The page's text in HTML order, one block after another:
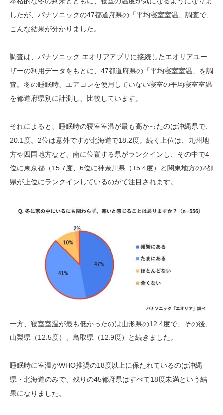
したが、パナソニックの47都道府県の「平均寝室室温」調査で、
こんな結果が分かりました。
調査は、パナソニック エオリアアプリに接続したエオリアユー
ザーの利用データをもとに、47都道府県の「平均寝室室温」を調
査。冬の睡眠時、エアコンを使用していない寝室の平均寝室室温
を都道府県別に計測し、比較しています。
それによると、睡眠時の寝室室温が最も高かったのは沖縄県で、
20.1度。2位は意外ですが北海道で18.2度。続く上位は、九州地
方や四国地方など、南に位置する県がランクインし、その中で4
位に東京都（15.7度、6位に神奈川県（15.4度）と関東地方の2都
県が上位にランクインしているのがて注目されます。
一方、寝室室温が最も低かったのは山形県の12.4度で、その後、
山梨県（12.5度）、鳥取県（12.9度）と続きました。
睡眠時に室温がWHO推奨の18度以上に保たれているのは沖縄
県・北海道のみで、残りの45都府県はすべて18度未満という結
果になりました。